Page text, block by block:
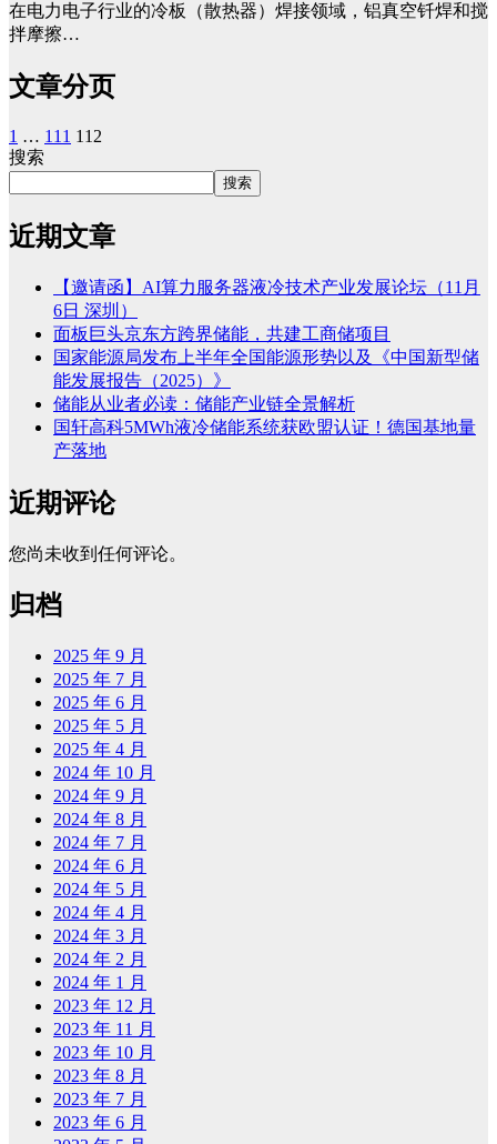
在电力电子行业的冷板（散热器）焊接领域，铝真空钎焊和搅
拌摩擦…
文章分页
1 … 111 112
搜索
搜索
近期文章
【邀请函】AI算力服务器液冷技术产业发展论坛（11月
6日 深圳）
面板巨头京东方跨界储能，共建工商储项目
国家能源局发布上半年全国能源形势以及《中国新型储
能发展报告（2025）》
储能从业者必读：储能产业链全景解析
国轩高科5MWh液冷储能系统获欧盟认证！德国基地量
产落地
近期评论
您尚未收到任何评论。
归档
2025 年 9 月
2025 年 7 月
2025 年 6 月
2025 年 5 月
2025 年 4 月
2024 年 10 月
2024 年 9 月
2024 年 8 月
2024 年 7 月
2024 年 6 月
2024 年 5 月
2024 年 4 月
2024 年 3 月
2024 年 2 月
2024 年 1 月
2023 年 12 月
2023 年 11 月
2023 年 10 月
2023 年 8 月
2023 年 7 月
2023 年 6 月